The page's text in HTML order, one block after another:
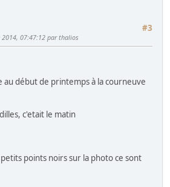
#3
2014, 07:47:12 par thalios
début de printemps à la courneuve
c'etait le matin
points noirs sur la photo ce sont